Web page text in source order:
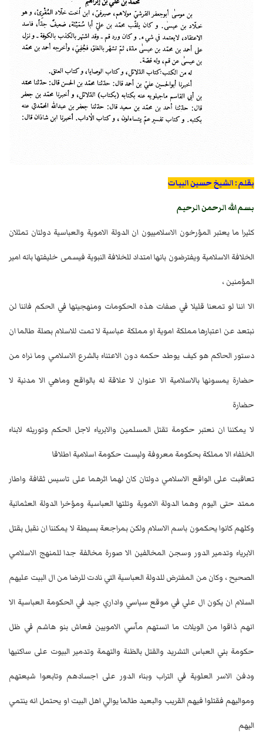
بقلم : الشيخ حسين البيات
بسم الله الرحمن الرحيم
كثيرا ما يعتبر المؤرخون الاسلامييون ان الدولة الاموية والعباسية دولتان تمثلان
الخلافة الاسلامية ويفترضون بانها امتداد للخلافة النبوية فيسمى خليفتها بانه امير
المؤمنين ،
الا اننا لو تمعنا قليلا في صفات هذه الحكومات ومنهجيتها في الحكم فاننا لن
نبتعد عن اعتبارها مملكة اموية او مملكة عباسية لا تمت للاسلام بصلة طالما ان
دستور الحاكم هو كيف يوطد حكمه دون الاعتناء بالشرع الاسلامي وما نراه من
حضارة يمسونها بالاسلامية الا عنوان لا علاقة له بالواقع وماهي الا مدنية لا
حضارة
لا يمكننا ان نعتبر حكومة تقتل المسلمين والابرياء لاجل الحكم وتوريثه لابناء
الخلفاء الا مملكة بحكومة معروفة وليست حكومة اسلامية اطلاقا
تعاقبت على الواقع الاسلامي دولتان كان لهما اثرهما على تاسيس ثقافة واطار
ممتد حتى اليوم وهما الدولة الاموية وتلتها العباسية ومؤخرا الدولة العثمانية
وكلهم كانوا يحكمون باسم الاسلام ولكن بمراجعة بسيطة لا يمكننا ان نقبل بقتل
الابرياء وتدمير الدور وسجن المخالفين الا صورة مخالفة جدا للمنهج الاسلامي
الصحيح ، وكان من المفترض للدولة العباسية التي نادت للرضا من ال البيت عليهم
السلام ان يكون ال علي في موقع سياسي واداري جيد في الحكومة العباسية الا
انهم ذاقوا من الويلات ما انستهم مآسي الامويين فعاش بنو هاشم في ظل
حكومة بني العباس التشريد والقتل بالظنة والتهمة وتدمير البيوت على ساكنيها
ودفن الاسر العلوية في التراب وبناء الدور على اجسادهم وتابعوا شيعتهم
ومواليهم فقتلوا فيهم القريب والبعيد طالما يوالي اهل البيت او يحتمل انه ينتمي
اليهم